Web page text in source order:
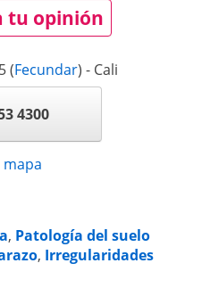
tu opinión
(Fecundar) - Cali
4300
, Patología del suelo
, Irregularidades